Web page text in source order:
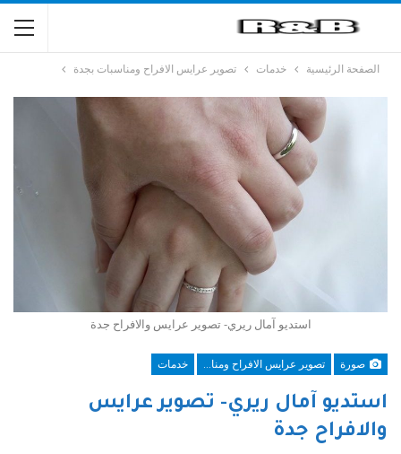
الصفحة الرئيسية خدمات تصوير عرايس الافراح ومناسبات بجدة
استديو آمال ريري- تصوير عرايس والافراح جدة
صورة تصوير عرايس الافراح ومناسبات بجدة خدمات
استديو آمال ريري- تصوير عرايس
والافراح جدة